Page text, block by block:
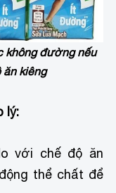
không đường nếu
ăn kiêng
lý:
với chế độ ăn
thể chất để